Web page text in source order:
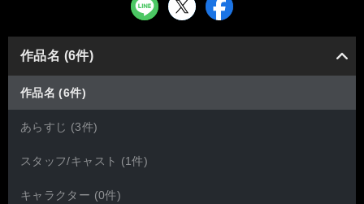
作品名 (6件)
作品名 (6件)
あらすじ (3件)
スタッフ/キャスト (1件)
キャラクター (0件)